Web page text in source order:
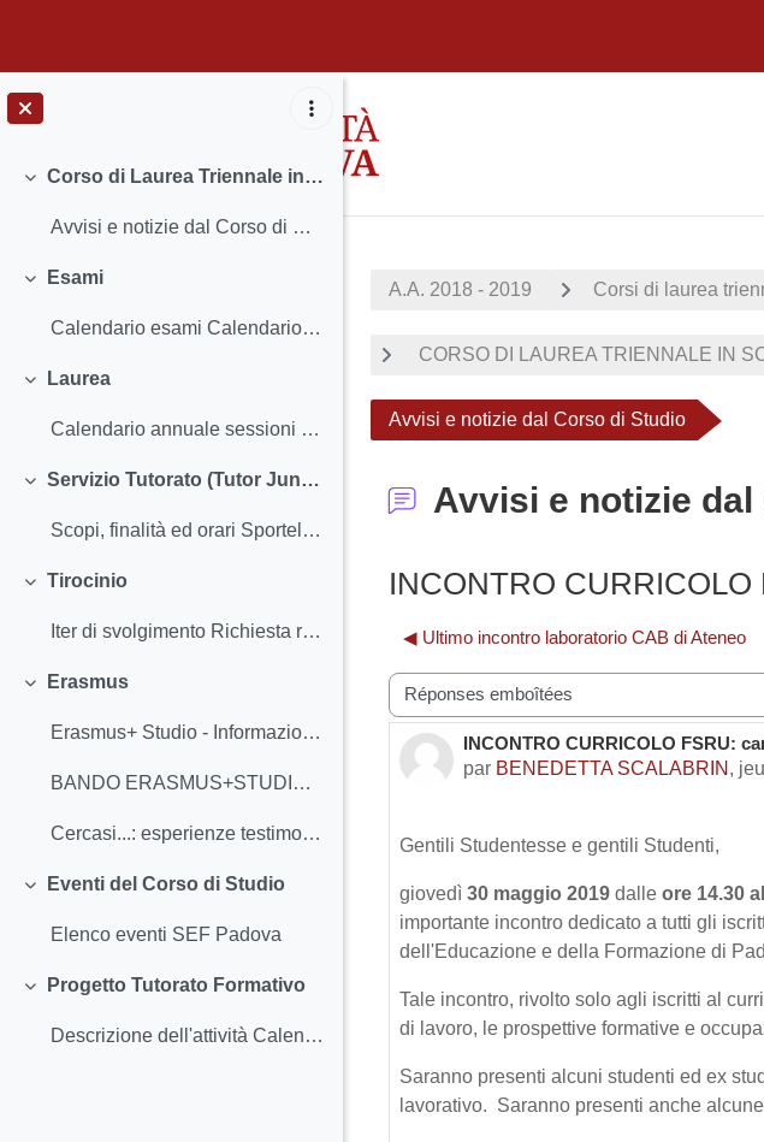
Replier
Corso di Laurea Triennale in Scienze dell'Educazione e della Formazione (SF1333) - Sede di Padova
Avvisi e notizie dal Corso di Studio ...
Replier
Esami
Calendario esami Calendario esami insegnamenti fu...
Replier
Laurea
Calendario annuale sessioni di laurea Calendari...
Replier
Servizio Tutorato (Tutor Junior)
Scopi, finalità ed orari Sportello Skype Spa...
Replier
Tirocinio
Iter di svolgimento Richiesta riconoscimento cred...
Replier
Erasmus
Erasmus+ Studio - Informazioni Indicazioni per l'...
BANDO ERASMUS+STUDIO 2018-2019
Cercasi...: esperienze testimonianze consigli
Replier
Eventi del Corso di Studio
Elenco eventi SEF Padova
Replier
Progetto Tutorato Formativo
Descrizione dell'attività Calendario degli incont...
A.A. 2018 - 2019 Corsi di laurea
CORSO DI LAUREA TRIENNALE IN
Avvisi e notizie dal Corso di Studio
Avvisi e notizie
INCONTRO
◀︎ Ultimo incontro laboratorio CAB di Ateneo
Type d’affichage
INCONTRO CURRICOLO FSRU:
par BENEDETTA SCALABRIN ,
Nombre de réponses : 0
Gentili Studentesse e gentili Studenti,
giovedì 30 maggio 2019 dalle ore 14.30
importante incontro dedicato a tutti gli
dell'Educazione e della Formazione di
Tale incontro, rivolto solo agli iscritti al
di lavoro, le prospettive formative e
Saranno presenti alcuni studenti ed ex
lavorativo. Saranno presenti anche